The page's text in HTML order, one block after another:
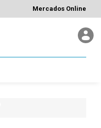
Mercados Online